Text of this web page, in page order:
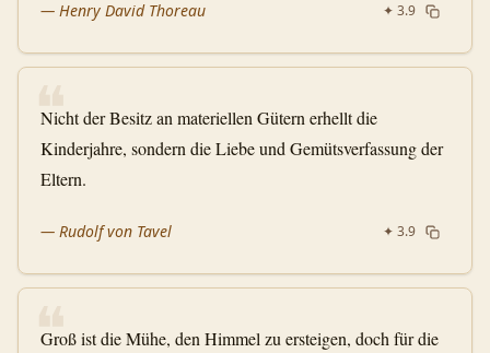
— Henry David Thoreau ✦ 3.9
❝
Nicht der Besitz an materiellen Gütern erhellt die
Kinderjahre, sondern die Liebe und Gemütsverfassung der
Eltern.
— Rudolf von Tavel ✦ 3.9
❝
Groß ist die Mühe, den Himmel zu ersteigen, doch für die